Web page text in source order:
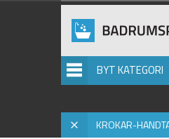
BYT KATEGORI
KROKAR-
Hem »Krokar-